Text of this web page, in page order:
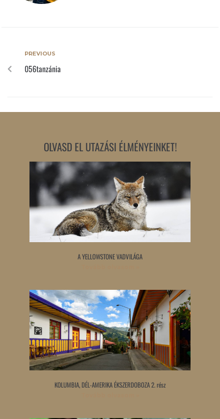
PREVIOUS
056tanzánia
OLVASD EL UTAZÁSI ÉLMÉNYEINKET!
A YELLOWSTONE VADVILÁGA
KOLUMBIA, DÉL-AMERIKA ÉKSZERDOBOZA 2. rész